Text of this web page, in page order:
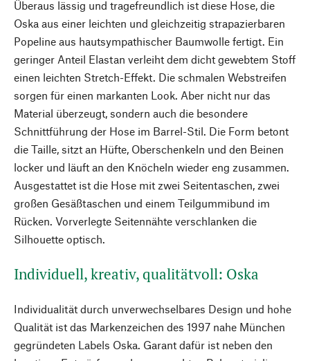
Überaus lässig und tragefreundlich ist diese Hose, die
Oska aus einer leichten und gleichzeitig strapazierbaren
Popeline aus hautsympathischer Baumwolle fertigt. Ein
geringer Anteil Elastan verleiht dem dicht gewebtem Stoff
einen leichten Stretch-Effekt. Die schmalen Webstreifen
sorgen für einen markanten Look. Aber nicht nur das
Material überzeugt, sondern auch die besondere
Schnittführung der Hose im Barrel-Stil. Die Form betont
die Taille, sitzt an Hüfte, Oberschenkeln und den Beinen
locker und läuft an den Knöcheln wieder eng zusammen.
Ausgestattet ist die Hose mit zwei Seitentaschen, zwei
großen Gesäßtaschen und einem Teilgummibund im
Rücken. Vorverlegte Seitennähte verschlanken die
Silhouette optisch.
Individuell, kreativ, qualitätvoll: Oska
Individualität durch unverwechselbares Design und hohe
Qualität ist das Markenzeichen des 1997 nahe München
gegründeten Labels Oska. Garant dafür ist neben den